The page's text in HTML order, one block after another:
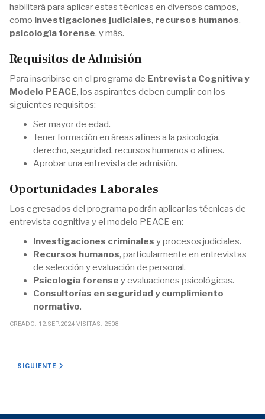
habilitará para aplicar estas técnicas en diversos campos,
como investigaciones judiciales, recursos humanos,
psicología forense, y más​.
Requisitos de Admisión
Para inscribirse en el programa de Entrevista Cognitiva y
Modelo PEACE, los aspirantes deben cumplir con los
siguientes requisitos:
Ser mayor de edad.
Tener formación en áreas afines a la psicología,
derecho, seguridad, recursos humanos o afines.
Aprobar una entrevista de admisión.
Oportunidades Laborales
Los egresados del programa podrán aplicar las técnicas de
entrevista cognitiva y el modelo PEACE en:
Investigaciones criminales y procesos judiciales.
Recursos humanos, particularmente en entrevistas
de selección y evaluación de personal.
Psicología forense y evaluaciones psicológicas.
Consultorías en seguridad y cumplimiento
normativo.
CREADO: 12.SEP.2024 VISITAS: 2508
ARTÍCULO SIGUIENTE: RIESGOS DE ESTUDIAR POLIGRAFÍA EN
SIGUIENTE